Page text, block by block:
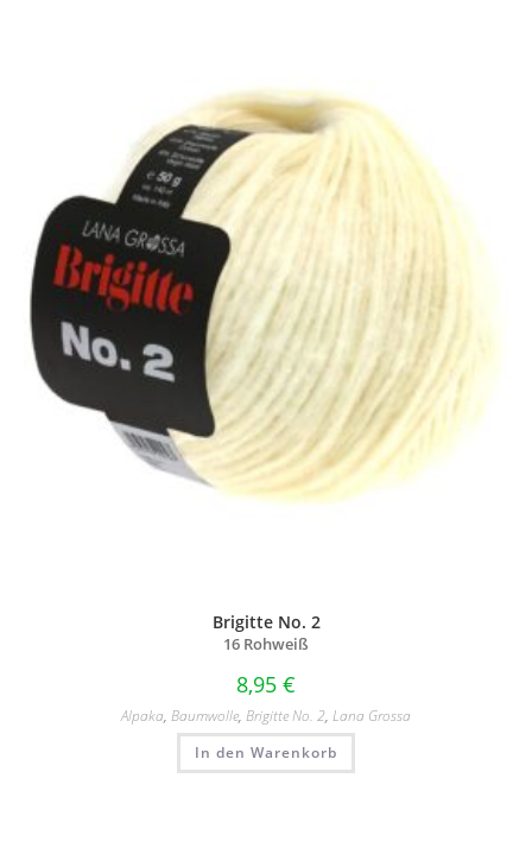
Brigitte No. 2
16 Rohweiß
8,95 €
Alpaka, Baumwolle, Brigitte No. 2, Lana Grossa
In den Warenkorb